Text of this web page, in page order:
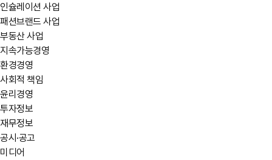
인슐레이션 사업
패션브랜드 사업
부동산 사업
지속가능경영
환경경영
사회적 책임
윤리경영
투자정보
재무정보
공시·공고
미디어